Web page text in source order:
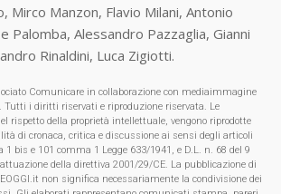
Mirco Manzon, Flavio Milani, Antonio
Palomba, Alessandro Pazzaglia, Gianni
Rinaldini, Luca Zigiotti.
Comunicare in collaborazione con mediaimmagine
Tutti i diritti riservati e riproduzione riservata. Le
rispetto della proprietà intellettuale, vengono riprodotte
di cronaca, critica e discussione ai sensi degli articoli
bis e 101 comma 1 Legge 633/1941, e D.L. n. 68 del 9
della direttiva 2001/29/CE. La pubblicazione di
non significa necessariamente la condivisione dei